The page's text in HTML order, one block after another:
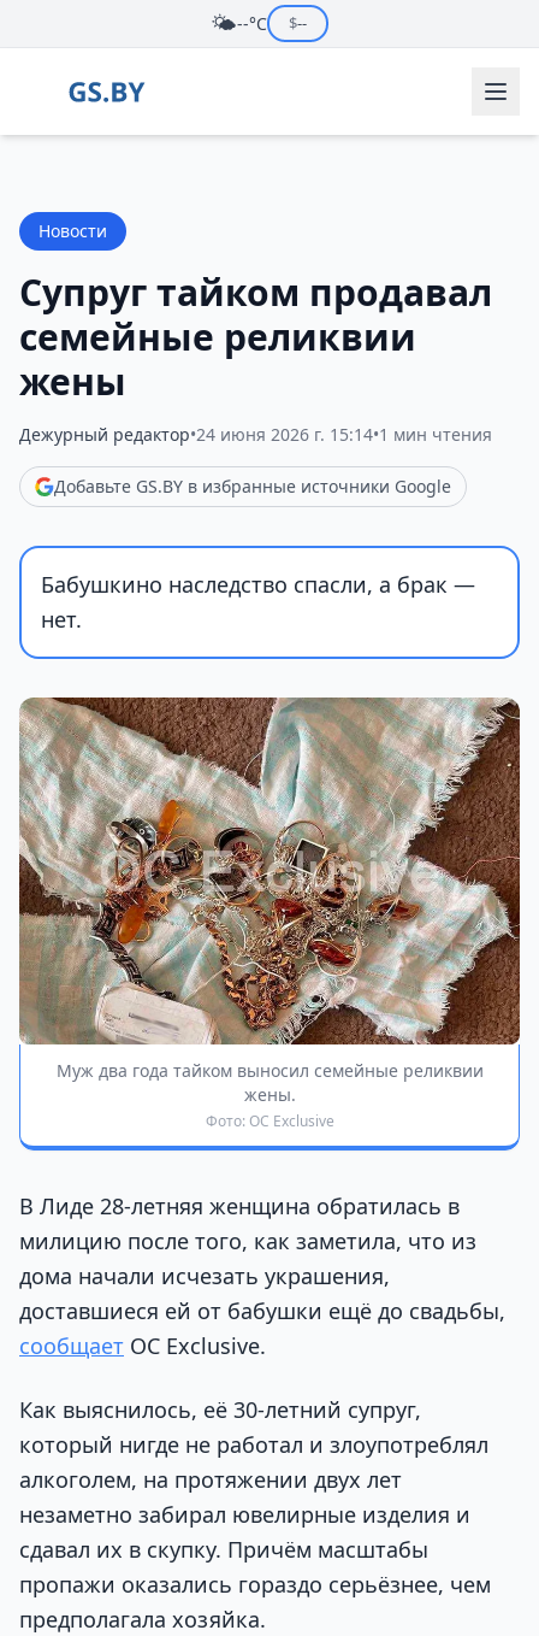
🌤️--°C $--
Новости
Супруг тайком продавал
семейные реликвии
жены
Дежурный редактор•24 июня 2026 г. 15:14•1 мин чтения
Добавьте GS.BY в избранные источники Google
Бабушкино наследство спасли, а брак —
нет.
Муж два года тайком выносил семейные реликвии
жены.
Фото: OC Exclusive
В Лиде 28-летняя женщина обратилась в
милицию после того, как заметила, что из
дома начали исчезать украшения,
доставшиеся ей от бабушки ещё до свадьбы,
сообщает OC Exclusive.
Как выяснилось, её 30-летний супруг,
который нигде не работал и злоупотреблял
алкоголем, на протяжении двух лет
незаметно забирал ювелирные изделия и
сдавал их в скупку. Причём масштабы
пропажи оказались гораздо серьёзнее, чем
предполагала хозяйка.